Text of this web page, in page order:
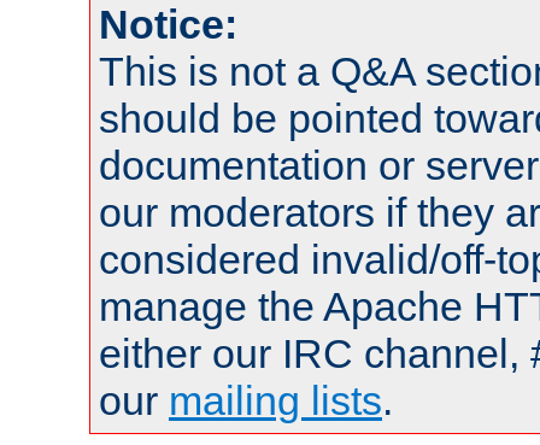
Notice:
This is not a Q&A
should be pointed
documentation or
our moderators if they
considered invalid/off-
manage the Apache
either our IRC channel,
our mailing lists.